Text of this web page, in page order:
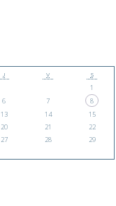
J V S
1
6 7
8
13 14
15
20 21
22
27 28
29